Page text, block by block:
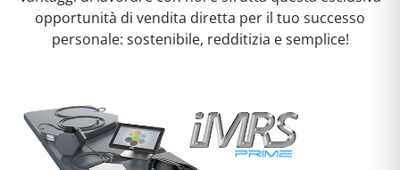
opportunità di vendita diretta per il tuo successo
personale: sostenibile, redditizia e semplice!